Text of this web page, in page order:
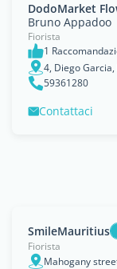
DodoMarket
Bruno Appadoo
Fiorista
1
4, Diego
59361280
Contattaci
SmileMauritius
Fiorista
Mahogany